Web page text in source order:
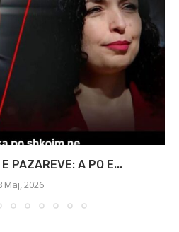
PAZAREVE: A PO E...
Maj, 2026